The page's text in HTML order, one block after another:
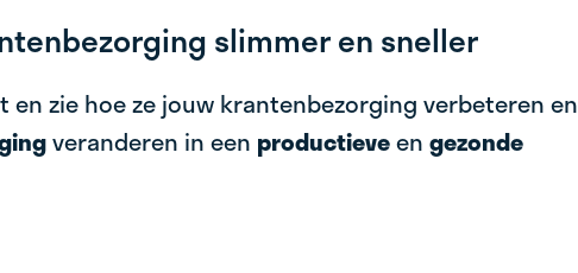
slimmer en sneller
en zie hoe ze jouw krantenbezorging verbeteren en
veranderen in een productieveen gezonde